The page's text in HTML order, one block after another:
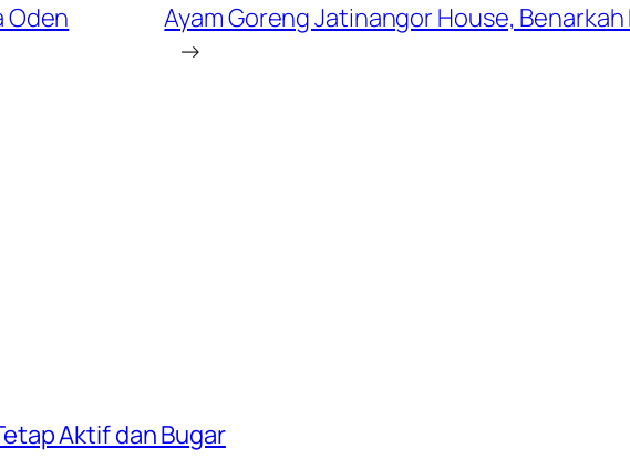
Oden
Ayam Goreng Jatinangor House, Benarkah
→
Aktif dan Bugar